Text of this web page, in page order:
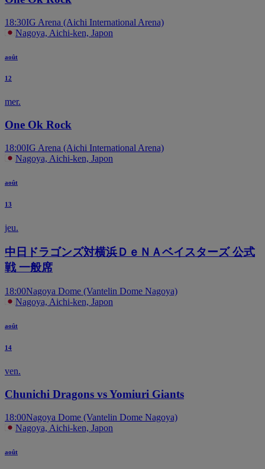
18:30IG Arena (Aichi International Arena)
Nagoya, Aichi-ken, Japon
août
12
mer.
One Ok Rock
18:00IG Arena (Aichi International Arena)
Nagoya, Aichi-ken, Japon
août
13
jeu.
中日ドラゴンズ対横浜ＤｅＮＡベイスターズ 公式
戦 一般席
18:00Nagoya Dome (Vantelin Dome Nagoya)
Nagoya, Aichi-ken, Japon
août
14
ven.
Chunichi Dragons vs Yomiuri Giants
18:00Nagoya Dome (Vantelin Dome Nagoya)
Nagoya, Aichi-ken, Japon
août